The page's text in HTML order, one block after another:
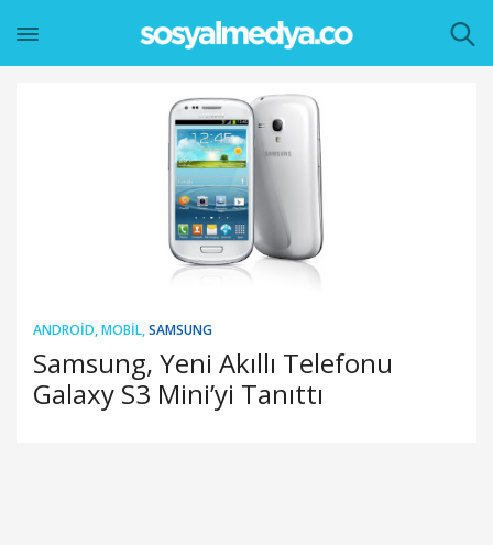
ANDROID,MOBIL,SAMSUNG
Samsung, Yeni Akıllı Telefonu
Galaxy S3 Mini’yi Tanıttı